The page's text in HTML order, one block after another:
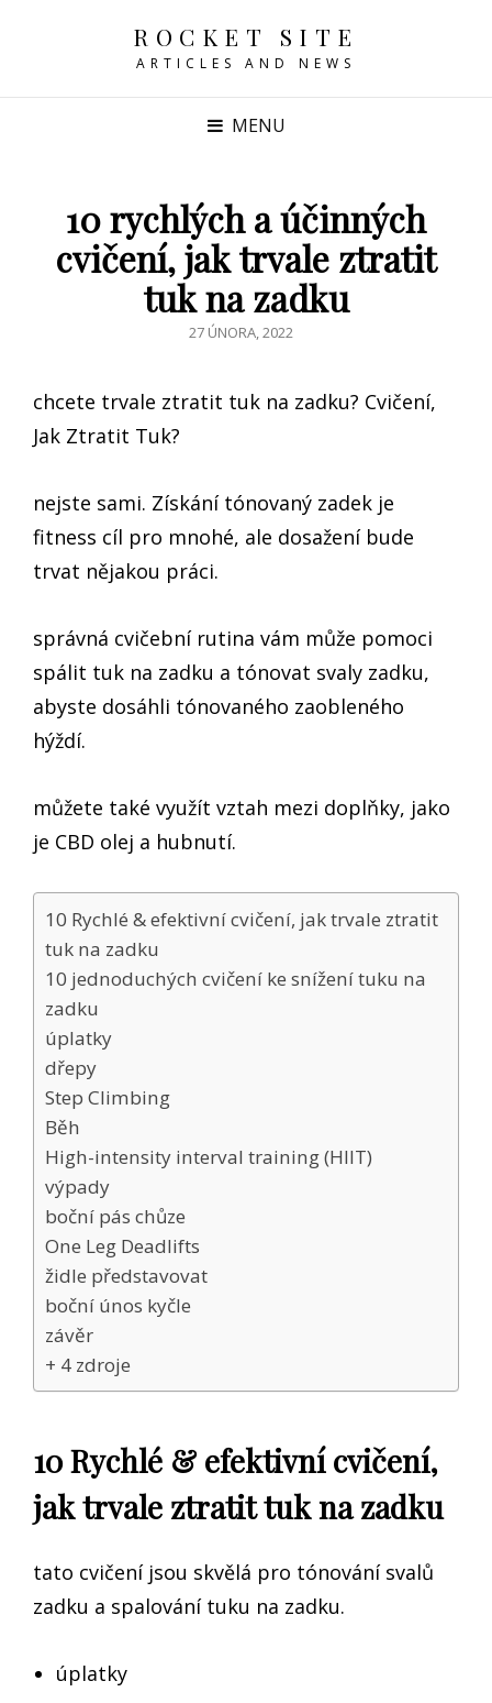
ROCKET SITE
ARTICLES AND NEWS
MENU
10 rychlých a účinných
cvičení, jak trvale ztratit
tuk na zadku
POSTED
27 ÚNORA, 2022
chcete trvale ztratit tuk na zadku? Cvičení,
Jak Ztratit Tuk?
nejste sami. Získání tónovaný zadek je
fitness cíl pro mnohé, ale dosažení bude
trvat nějakou práci.
správná cvičební rutina vám může pomoci
spálit tuk na zadku a tónovat svaly zadku,
abyste dosáhli tónovaného zaobleného
hýždí.
můžete také využít vztah mezi doplňky, jako
je CBD olej a hubnutí.
10 Rychlé & efektivní cvičení, jak trvale ztratit
tuk na zadku
10 jednoduchých cvičení ke snížení tuku na
zadku
úplatky
dřepy
Step Climbing
Běh
High-intensity interval training (HIIT)
výpady
boční pás chůze
One Leg Deadlifts
židle představovat
boční únos kyčle
závěr
+ 4 zdroje
10 Rychlé & efektivní cvičení,
jak trvale ztratit tuk na zadku
tato cvičení jsou skvělá pro tónování svalů
zadku a spalování tuku na zadku.
úplatky